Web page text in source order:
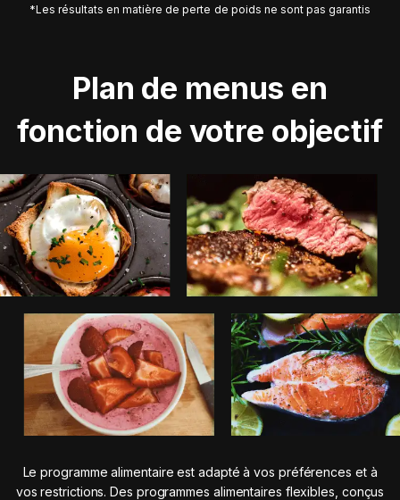
*Les résultats en matière de perte de poids ne sont pas garantis
Plan de menus en
fonction de votre objectif
Le programme alimentaire est adapté à vos préférences et à
vos restrictions. Des programmes alimentaires flexibles, conçus